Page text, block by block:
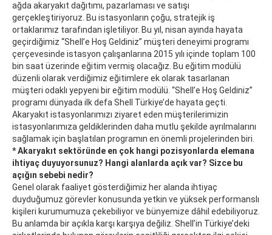
ağda akaryakıt dağıtımı, pazarlaması ve satışı
gerçekleştiriyoruz. Bu istasyonların çoğu, stratejik iş
ortaklarımız tarafından işletiliyor. Bu yıl, nisan ayında hayata
geçirdiğimiz “Shell’e Hoş Geldiniz” müşteri deneyimi programı
çerçevesinde istasyon çalışanlarına 2015 yılı içinde toplam 100
bin saat üzerinde eğitim vermiş olacağız. Bu eğitim modülü
düzenli olarak verdiğimiz eğitimlere ek olarak tasarlanan
müşteri odaklı yepyeni bir eğitim modülü. “Shell’e Hoş Geldiniz”
programı dünyada ilk defa Shell Türkiye’de hayata geçti.
Akaryakıt istasyonlarımızı ziyaret eden müşterilerimizin
istasyonlarımıza geldiklerinden daha mutlu şekilde ayrılmalarını
sağlamak için başlatılan programın en önemli projelerinden biri.
* Akaryakıt sektöründe en çok hangi pozisyonlarda elemana
ihtiyaç duyuyorsunuz? Hangi alanlarda açık var? Sizce bu
açığın sebebi nedir?
Genel olarak faaliyet gösterdiğimiz her alanda ihtiyaç
duyduğumuz görevler konusunda yetkin ve yüksek performanslı
kişileri kurumumuza çekebiliyor ve bünyemize dâhil edebiliyoruz.
Bu anlamda bir açıkla karşı karşıya değiliz. Shell’in Türkiye’deki